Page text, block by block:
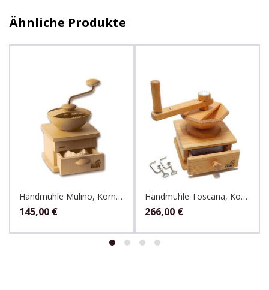
Ähnliche Produkte
Handmühle Mulino, Kornkraft
145,00 €
Handmühle Toscana, Kornkraft
266,00 €